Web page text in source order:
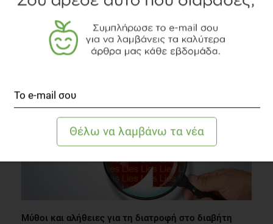
Online αγορές τροφίμων: Πώς το αντιμετωπίζουν οι
καταναλωτές;
Διατροφή
5 λεπτά να διαβαστεί
Mύθοι και αλήθειες για τη διατροφή στο διαβήτη